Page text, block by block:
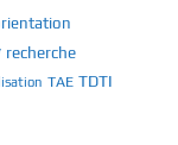
recherche
TAE TDTI